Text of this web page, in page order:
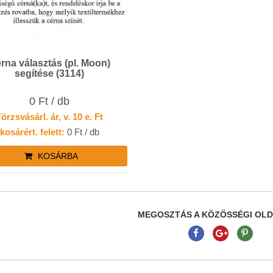
választás (pl. Moon)
segítése (3114)
0 Ft / db
ár, v. 10 e. Ft
kosárért. felett: 0 Ft / db
KOSÁRBA
MEGOSZTÁS A KÖZÖSSÉGI